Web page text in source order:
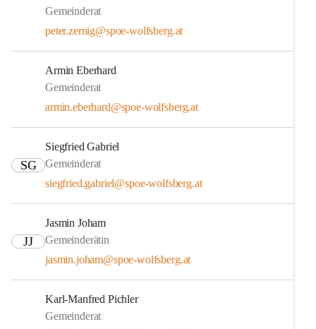
Gemeinderat
peter.zernig@spoe-wolfsberg.at
Armin Eberhard
Gemeinderat
armin.eberhard@spoe-wolfsberg.at
SG
Siegfried Gabriel
Gemeinderat
siegfried.gabriel@spoe-wolfsberg.at
JJ
Jasmin Joham
Gemeinderätin
jasmin.joham@spoe-wolfsberg.at
Karl-Manfred Pichler
Gemeinderat